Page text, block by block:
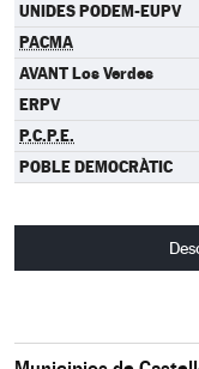
UNIDES PODEM-EUPV
PACMA
AVANT Los Verdes
ERPV
P.C.P.E.
POBLE DEMOCRÀTIC